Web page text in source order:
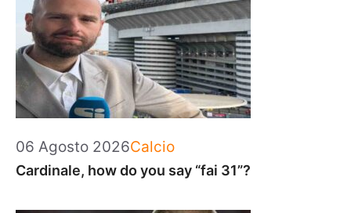
06 Agosto 2026Categorie
Calcio
Cardinale, how do you say “fai 31”?